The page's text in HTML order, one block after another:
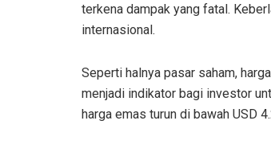
terkena dampak yang fatal.
internasional.
Seperti halnya pasar saham,
menjadi indikator bagi investor
harga emas turun di bawah USD